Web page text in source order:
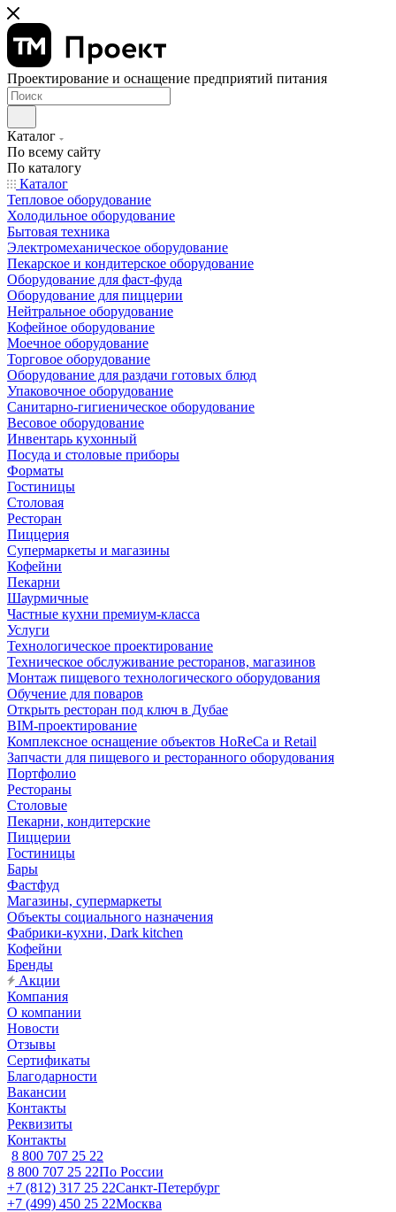
Проектирование и оснащение предприятий питания
Каталог
По всему сайту
По каталогу
Каталог
Тепловое оборудование
Холодильное оборудование
Бытовая техника
Электромеханическое оборудование
Пекарское и кондитерское оборудование
Оборудование для фаст-фуда
Оборудование для пиццерии
Нейтральное оборудование
Кофейное оборудование
Моечное оборудование
Торговое оборудование
Оборудование для раздачи готовых блюд
Упаковочное оборудование
Санитарно-гигиеническое оборудование
Весовое оборудование
Инвентарь кухонный
Посуда и столовые приборы
Форматы
Гостиницы
Столовая
Ресторан
Пиццерия
Супермаркеты и магазины
Кофейни
Пекарни
Шаурмичные
Частные кухни премиум-класса
Услуги
Технологическое проектирование
Техническое обслуживание ресторанов, магазинов
Монтаж пищевого технологического оборудования
Обучение для поваров
Открыть ресторан под ключ в Дубае
BIM-проектирование
Комплексное оснащение объектов HoReCa и Retail
Запчасти для пищевого и ресторанного оборудования
Портфолио
Рестораны
Столовые
Пекарни, кондитерские
Пиццерии
Гостиницы
Бары
Фастфуд
Магазины, супермаркеты
Объекты социального назначения
Фабрики-кухни, Dark kitchen
Кофейни
Бренды
Акции
Компания
О компании
Новости
Отзывы
Сертификаты
Благодарности
Вакансии
Контакты
Реквизиты
Контакты
8 800 707 25 22
8 800 707 25 22По России
+7 (812) 317 25 22Санкт-Петербург
+7 (499) 450 25 22Москва